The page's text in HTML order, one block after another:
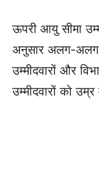
ऊपरी आयु सीमा
अनुसार अलग-अलग
उम्मीदवारों और
उम्मीदवारों को